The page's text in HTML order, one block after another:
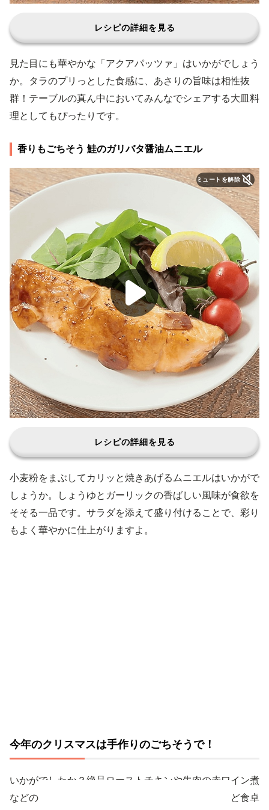
レシピの詳細を見る
見た目にも華やかな「アクアパッツァ」はいかがでしょう
か。タラのプリっとした食感に、あさりの旨味は相性抜
群！テーブルの真ん中においてみんなでシェアする大皿料
理としてもぴったりです。
香りもごちそう 鮭のガリバタ醤油ムニエル
ミュートを解除
レシピの詳細を見る
小麦粉をまぶしてカリッと焼きあげるムニエルはいかがで
しょうか。しょうゆとガーリックの香ばしい風味が食欲を
そそる一品です。サラダを添えて盛り付けることで、彩り
もよく華やかに仕上がりますよ。
今年のクリスマスは手作りのごちそうで！
いかがでしたか？絶品ローストチキンや牛肉の赤ワイン煮
などの肉料理から、パイ包み焼きやブイヤベースなど食卓